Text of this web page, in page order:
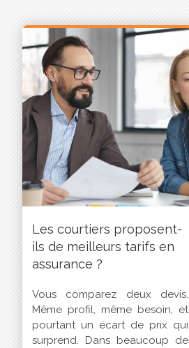
Les courtiers proposent-
ils de meilleurs tarifs en
assurance ?
Vous comparez deux devis.
Même profil, même besoin, et
pourtant un écart de prix qui
surprend. Dans beaucoup de